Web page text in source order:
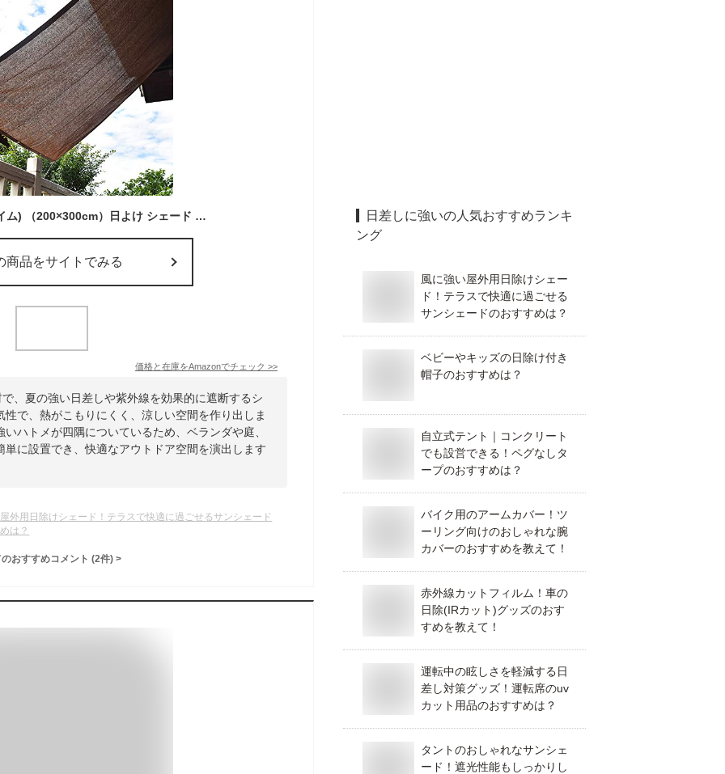
Cool Time(クールタイム) （200×300cm）日よけ シェード オーニング 高密度ポリエチレン (HDPE) モーカ
商品をサイトでみる
価格と在庫をAmazonでチェック >>
、夏の強い日差しや紫外線を効果的に遮断するシ
で、熱がこもりにくく、涼しい空間を作り出しま
ハトメが四隅についているため、ベランダや庭、
に設置でき、快適なアウトドア空間を演出します
外用日除けシェード！テラスで快適に過ごせるサンシェード
は？
おすすめコメント (2件) >
日差しに強いの人気おすすめランキ
ング
風に強い屋外用日除けシェー
ド！テラスで快適に過ごせる
サンシェードのおすすめは？
ベビーやキッズの日除け付き
帽子のおすすめは？
自立式テント｜コンクリート
でも設営できる！ペグなしタ
ープのおすすめは？
バイク用のアームカバー！ツ
ーリング向けのおしゃれな腕
カバーのおすすめを教えて！
赤外線カットフィルム！車の
日除(IRカット)グッズのおす
すめを教えて！
運転中の眩しさを軽減する日
差し対策グッズ！運転席のuv
カット用品のおすすめは？
タントのおしゃれなサンシェ
ード！遮光性能もしっかりし